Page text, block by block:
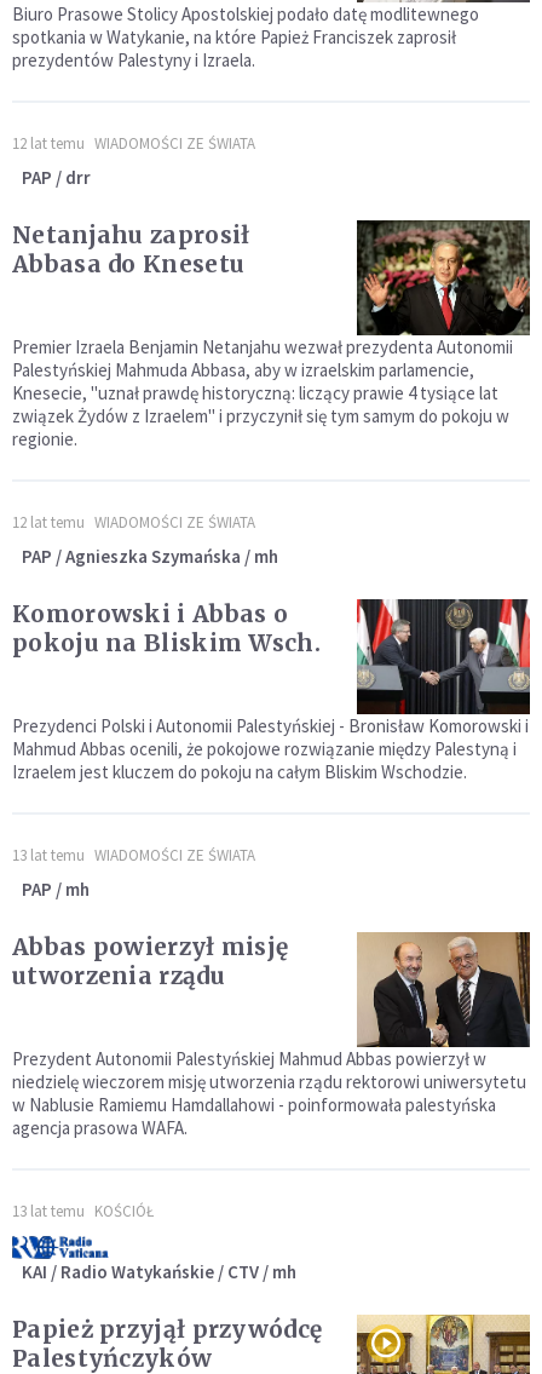
Biuro Prasowe Stolicy Apostolskiej podało datę modlitewnego
spotkania w Watykanie, na które Papież Franciszek zaprosił
prezydentów Palestyny i Izraela.
12 lat temu WIADOMOŚCI ZE ŚWIATA
PAP / drr
Netanjahu zaprosił
Abbasa do Knesetu
Premier Izraela Benjamin Netanjahu wezwał prezydenta Autonomii
Palestyńskiej Mahmuda Abbasa, aby w izraelskim parlamencie,
Knesecie, "uznał prawdę historyczną: liczący prawie 4 tysiące lat
związek Żydów z Izraelem" i przyczynił się tym samym do pokoju w
regionie.
12 lat temu WIADOMOŚCI ZE ŚWIATA
PAP / Agnieszka Szymańska / mh
Komorowski i Abbas o
pokoju na Bliskim Wsch.
Prezydenci Polski i Autonomii Palestyńskiej - Bronisław Komorowski i
Mahmud Abbas ocenili, że pokojowe rozwiązanie między Palestyną i
Izraelem jest kluczem do pokoju na całym Bliskim Wschodzie.
13 lat temu WIADOMOŚCI ZE ŚWIATA
PAP / mh
Abbas powierzył misję
utworzenia rządu
Prezydent Autonomii Palestyńskiej Mahmud Abbas powierzył w
niedzielę wieczorem misję utworzenia rządu rektorowi uniwersytetu
w Nablusie Ramiemu Hamdallahowi - poinformowała palestyńska
agencja prasowa WAFA.
13 lat temu KOŚCIÓŁ
KAI / Radio Watykańskie / CTV / mh
Papież przyjął przywódcę
Palestyńczyków